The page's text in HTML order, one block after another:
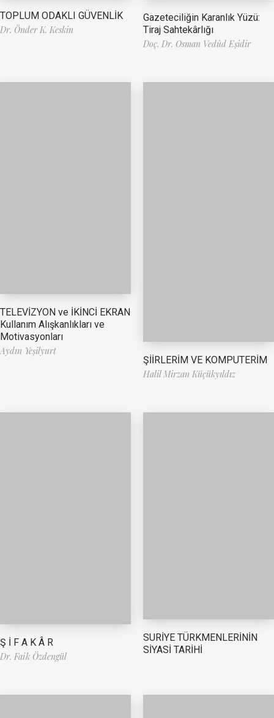
TOPLUM ODAKLI GÜVENLİK
Dr. Önder K. Keskin
Gazeteciliğin Karanlık Yüzü:
Tiraj Sahtekârlığı
Doç. Dr. Osman Vedûd Eşidir
TELEVİZYON ve İKİNCİ EKRAN
Kullanım Alışkanlıkları ve
Motivasyonları
Aydın Yeşilyurt
ŞİİRLERİM VE KOMPUTERİM
Halil Mirzan Küçükyıldız
Ş İ F A K Â R
Dr. Faik Özdengül
SURİYE TÜRKMENLERİNİN
SİYASİ TARİHİ